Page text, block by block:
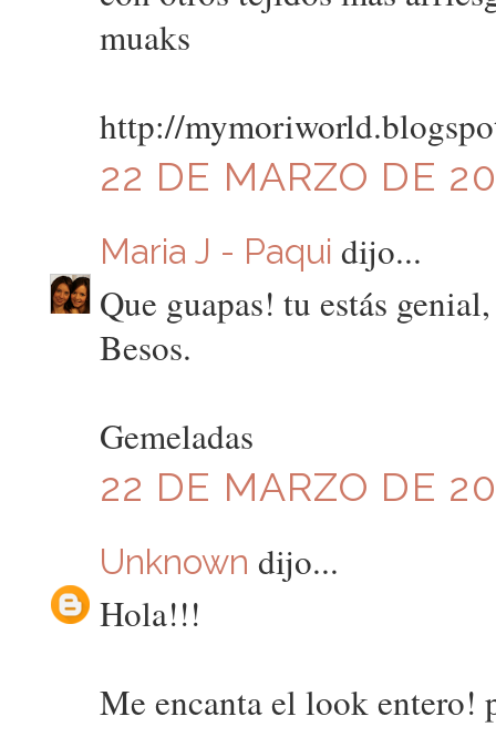
muaks
http://
22 DE MARZO DE
Maria J - Paqui dijo...
Que guapas! tu estás
Besos.
Gemeladas
22 DE MARZO DE
Unknown dijo...
Hola!!!
Me encanta el look entero!